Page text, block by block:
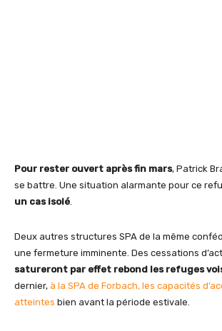
Pour rester ouvert après fin mars, Patrick
se battre. Une situation alarmante pour ce
un cas isolé
Deux autres structures SPA de la même
une fermeture imminente. Des cessations
satureront par effet rebond les refuges
dernier, à la SPA de Forbach, les capacités
atteintes bien avant la période estivale.